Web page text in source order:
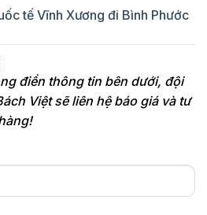
tế Vĩnh Xương đi Bình Phước
điền thông tin bên dưới, đội
Việt sẽ liên hệ báo giá và tư